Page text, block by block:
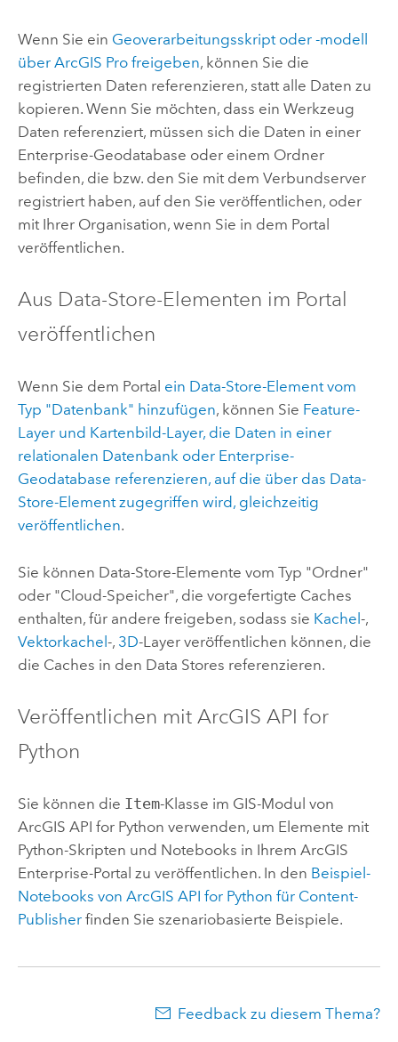
Wenn Sie ein Geoverarbeitungsskript oder -modell
über ArcGIS Profreigeben, können Sie die
registrierten Daten referenzieren, statt alle Daten zu
kopieren. Wenn Sie möchten, dass ein Werkzeug
Daten referenziert, müssen sich die Daten in einer
Enterprise-Geodatabase oder einem Ordner
befinden, die bzw. den Sie mit dem Verbundserver
registriert haben, auf den Sie veröffentlichen, oder
mit Ihrer Organisation, wenn Sie in dem Portal
veröffentlichen.
Aus Data-Store-Elementen im Portal
veröffentlichen
Wenn Sie dem Portal ein Data-Store-Element vom
Typ "Datenbank" hinzufügen, können Sie Feature-
Layer und Kartenbild-Layer, die Daten in einer
relationalen Datenbank oder Enterprise-
Geodatabase referenzieren, auf die über das Data-
Store-Element zugegriffen wird, gleichzeitig
veröffentlichen.
Sie können Data-Store-Elemente vom Typ "Ordner"
oder "Cloud-Speicher", die vorgefertigte Caches
enthalten, für andere freigeben, sodass sie Kachel-,
Vektorkachel-, 3D-Layer veröffentlichen können, die
die Caches in den Data Stores referenzieren.
Veröffentlichen mit ArcGIS API for
Python
Sie können die Item-Klasse im GIS-Modul von
ArcGIS API for Python verwenden, um Elemente mit
Python-Skripten und Notebooks in Ihrem ArcGIS
Enterprise-Portal zu veröffentlichen. In den Beispiel-
Notebooks von ArcGIS API for Python für Content-
Publisherfinden Sie szenariobasierte Beispiele.
Feedback zu diesem Thema?